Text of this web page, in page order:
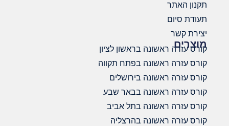
תקנון האתר
תעודת סיום
יצירת קשר
מוצרים
קורס עזרה ראשונה בראשון לציון
קורס עזרה ראשונה בפתח תקווה
קורס עזרה ראשונה בירושלים
קורס עזרה ראשונה בבאר שבע
קורס עזרה ראשונה בתל אביב
קורס עזרה ראשונה בהרצליה